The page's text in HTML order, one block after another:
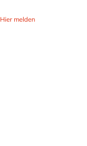
Hier melden